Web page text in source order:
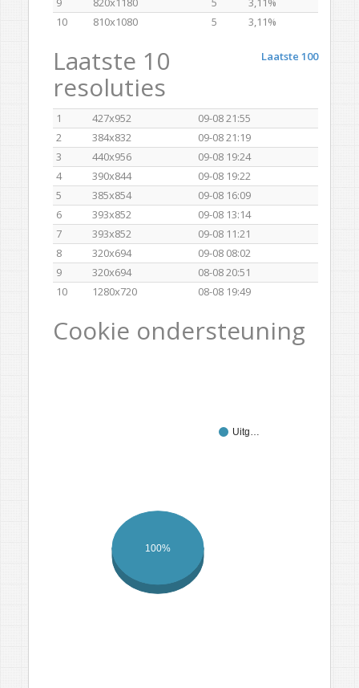
10
810x1080 5 3,11%
Laatste 100
Laatste 10
resoluties
1 427x952
09-08 21:55
2
384x832
09-08 21:19
3
440x956
09-08 19:24
4
390x844
09-08 19:22
5
385x854
09-08 16:09
6
393x852
09-08 13:14
7
393x852
09-08 11:21
8
320x694
09-08 08:02
9
320x694
08-08 20:51
10
1280x720 08-08 19:49
Cookie ondersteuning
Uitg…
100%